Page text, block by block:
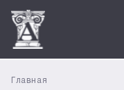
Главная